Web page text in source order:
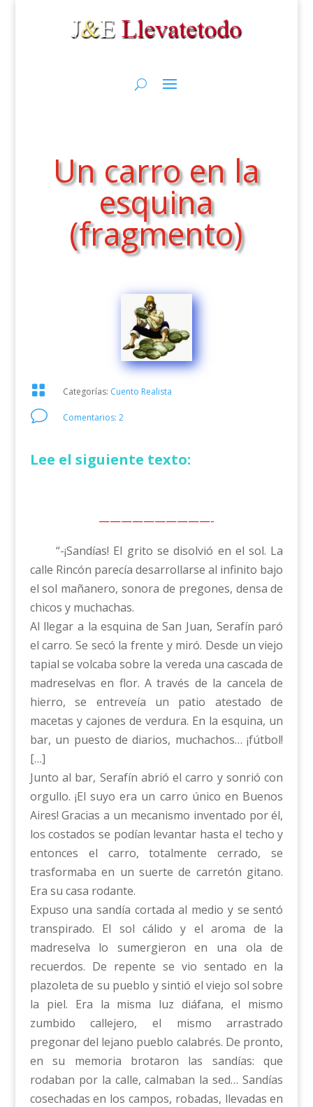
Un carro en la
esquina
(fragmento)
 Categorías: Cuento Realista
v Comentarios: 2
Lee el siguiente texto:
——————————-
“-¡Sandías! El grito se disolvió en el sol. La
calle Rincón parecía desarrollarse al infinito bajo
el sol mañanero, sonora de pregones, densa de
chicos y muchachas.
Al llegar a la esquina de San Juan, Serafín paró
el carro. Se secó la frente y miró. Desde un viejo
tapial se volcaba sobre la vereda una cascada de
madreselvas en flor. A través de la cancela de
hierro, se entreveía un patio atestado de
macetas y cajones de verdura. En la esquina, un
bar, un puesto de diarios, muchachos… ¡fútbol!
[…]
Junto al bar, Serafín abrió el carro y sonrió con
orgullo. ¡El suyo era un carro único en Buenos
Aires! Gracias a un mecanismo inventado por él,
los costados se podían levantar hasta el techo y
entonces el carro, totalmente cerrado, se
trasformaba en un suerte de carretón gitano.
Era su casa rodante.
Expuso una sandía cortada al medio y se sentó
transpirado. El sol cálido y el aroma de la
madreselva lo sumergieron en una ola de
recuerdos. De repente se vio sentado en la
plazoleta de su pueblo y sintió el viejo sol sobre
la piel. Era la misma luz diáfana, el mismo
zumbido callejero, el mismo arrastrado
pregonar del lejano pueblo calabrés. De pronto,
en su memoria brotaron las sandías: que
rodaban por la calle, calmaban la sed… Sandías
cosechadas en los campos, robadas, llevadas en